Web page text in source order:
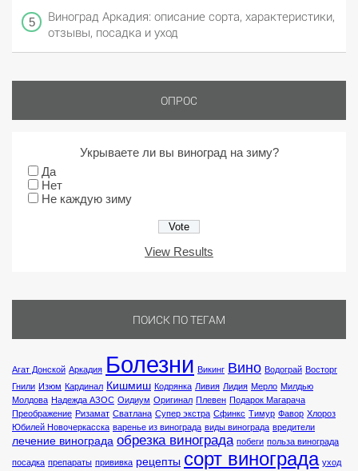
Виноград Аркадия: описание сорта, характеристики,
отзывы, посадка и уход
ОПРОС
Укрываете ли вы виноград на зиму?
Да
Нет
Не каждую зиму
View Results
ПОИСК ПО ТЕГАМ
Агат Донской Аркадия Болезни Викинг Вино Водограй Восторг
Гнили Изюм Кардинал Кишмиш Кодрянка Ливия Лидия Мерло Милдью
Молдова Надежда АЗОС Оидиум Оригинал Плевен Подарок Магарача
Преображение Ризамат Сватлана Супер экстра Сфинкс Тимур Фавор Хлороз
Юбилей Новочеркасска варенье из винограда виды винограда вредители
лечение винограда обрезка винограда побеги польза винограда
посадка препараты прививка рецепты сорт винограда уход